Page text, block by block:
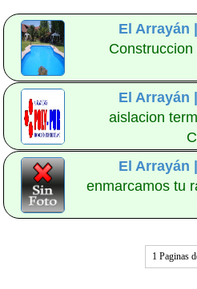
El Arrayán
El Arrayán
aislacion
El Arrayán
enmarcamos tu
1 Paginas